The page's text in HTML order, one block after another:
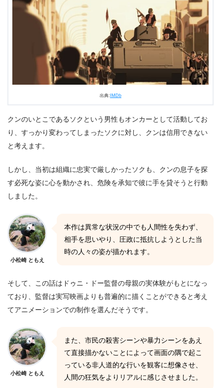
出典: IMDb
クンのいとこであるソクという男性もオンカーとして活動してお
り、すっかり変わってしまったソクに対し、クンは信用できない
と考えます。
しかし、当初は組織に忠実で厳しかったソクも、クンの息子を探
す必死な姿に心を動かされ、危険を承知で彼に手を貸そうと行動
しました。
小松崎 ともえ
本作は異常な状況の中でも人間性を失わず、
相手を思いやり、圧政に抵抗しようとした当
時の人々の姿が描かれます。
そして、この話はドゥニ・ドー監督の母親の実体験がもとになっ
ており、監督は実写映画よりも普遍的に描くことができると考え
てアニメーションでの制作を選んだそうです。
小松崎 ともえ
また、市民の殺害シーンや暴力シーンをあえ
て直接描かないことによって画面の隅で起こ
っている非人道的な行いを観客に想像させ、
人間の狂気をよりリアルに感じさせました。